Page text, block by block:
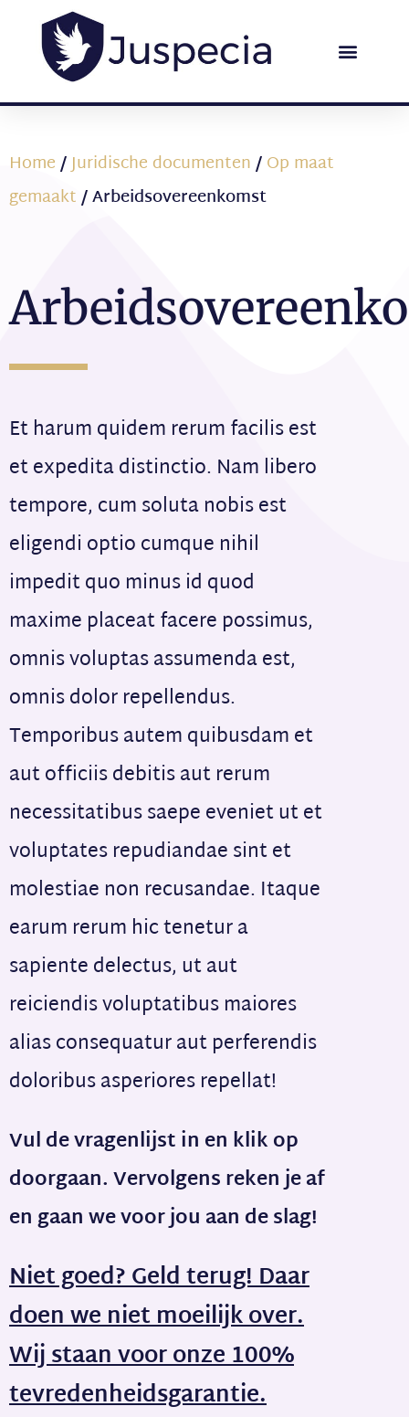
Home/Juridische documenten/Op maat
gemaakt/ Arbeidsovereenkomst
Et harum quidem rerum facilis est
et expedita distinctio. Nam libero
tempore, cum soluta nobis est
eligendi optio cumque nihil
impedit quo minus id quod
maxime placeat facere possimus,
omnis voluptas assumenda est,
omnis dolor repellendus.
Temporibus autem quibusdam et
aut officiis debitis aut rerum
necessitatibus saepe eveniet ut et
voluptates repudiandae sint et
molestiae non recusandae. Itaque
earum rerum hic tenetur a
sapiente delectus, ut aut
reiciendis voluptatibus maiores
alias consequatur aut perferendis
doloribus asperiores repellat!
Vul de vragenlijst in en klik op
doorgaan. Vervolgens reken je af
en gaan we voor jou aan de slag!
Niet goed? Geld terug! Daar
doen we niet moeilijk over.
Wij staan voor onze 100%
tevredenheidsgarantie.